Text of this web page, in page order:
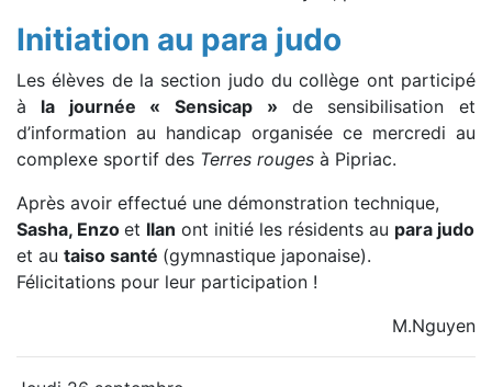
Initiation au para judo
Les élèves de la section judo du collège ont participé
à la journée « Sensicap » de sensibilisation et
d’information au handicap organisée ce mercredi au
complexe sportif des Terres rouges à Pipriac.
Après avoir effectué une démonstration technique,
Sasha, Enzo et Ilan ont initié les résidents au para judo
et au taiso santé (gymnastique japonaise).
Félicitations pour leur participation !
M.Nguyen